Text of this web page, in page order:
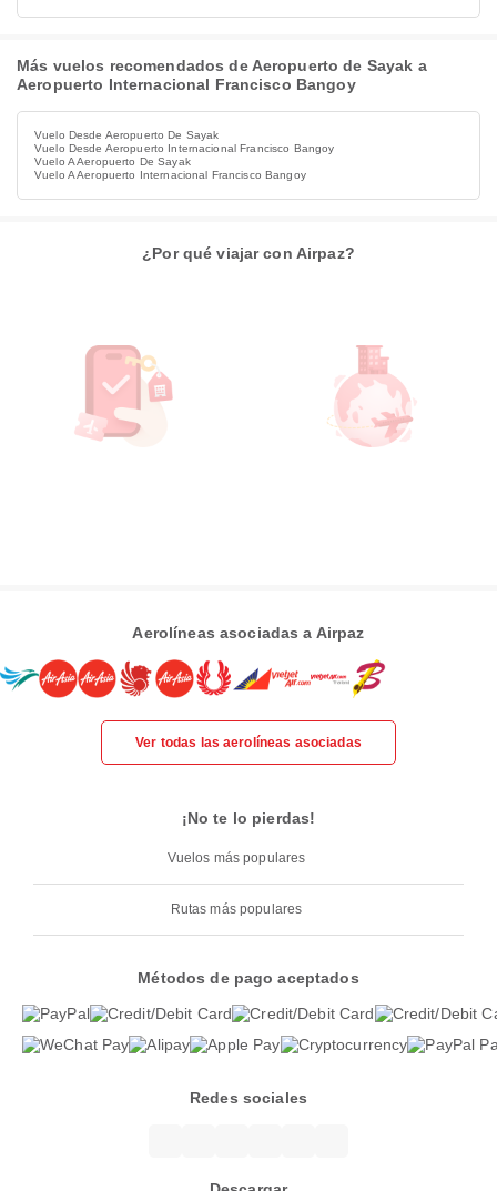
Más vuelos recomendados de Aeropuerto de Sayak a
Aeropuerto Internacional Francisco Bangoy
Vuelo Desde Aeropuerto De Sayak
Vuelo Desde Aeropuerto Internacional Francisco Bangoy
Vuelo A Aeropuerto De Sayak
Vuelo A Aeropuerto Internacional Francisco Bangoy
¿Por qué viajar con Airpaz?
Aerolíneas asociadas a Airpaz
Ver todas las aerolíneas asociadas
¡No te lo pierdas!
Vuelos más populares
Rutas más populares
Métodos de pago aceptados
Redes sociales